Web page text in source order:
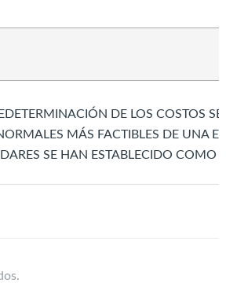
DE LOS COSTOS SE
MÁS FACTIBLES DE UNA
SE HAN ESTABLECIDO COMO